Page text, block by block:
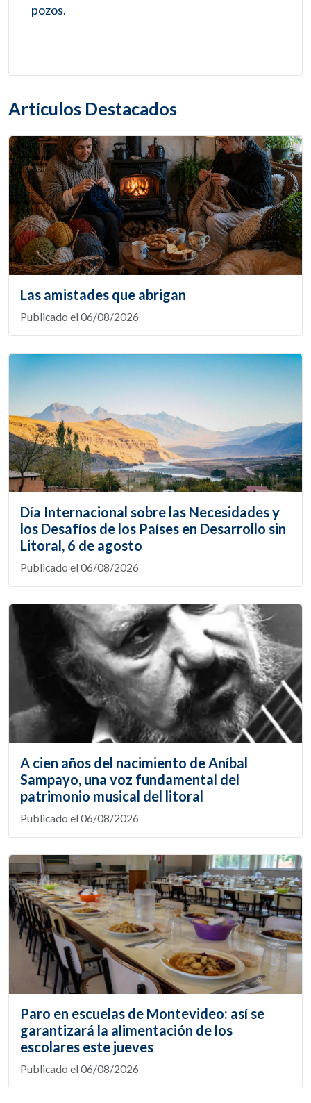
pozos.
Artículos Destacados
Las amistades que abrigan
Publicado el 06/08/2026
Día Internacional sobre las Necesidades y
los Desafíos de los Países en Desarrollo sin
Litoral, 6 de agosto
Publicado el 06/08/2026
A cien años del nacimiento de Aníbal
Sampayo, una voz fundamental del
patrimonio musical del litoral
Publicado el 06/08/2026
Paro en escuelas de Montevideo: así se
garantizará la alimentación de los
escolares este jueves
Publicado el 06/08/2026